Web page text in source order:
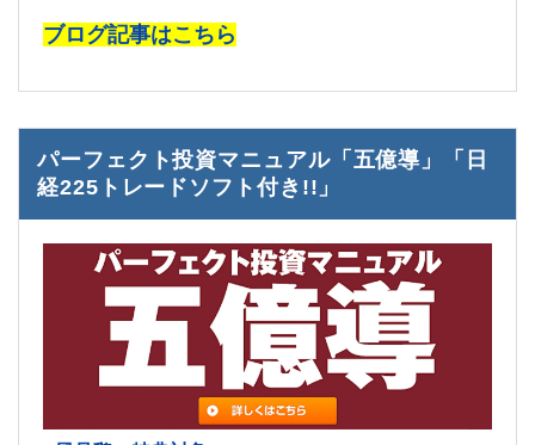
ブログ記事はこちら
パーフェクト投資マニュアル「五億導」「日
経225トレードソフト付き!!」